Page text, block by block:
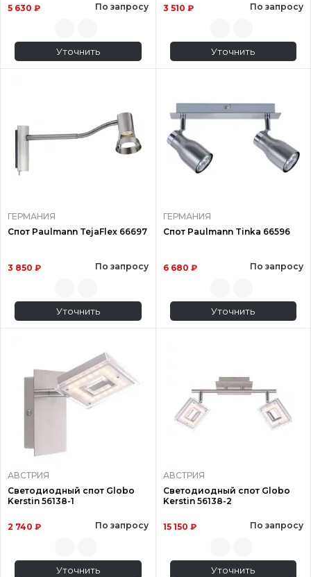
5 630 ₽ По запросу
Уточнить
3 510 ₽ По запросу
Уточнить
ГЕРМАНИЯ
Спот Paulmann TejaFlex 66697
3 850 ₽ По запросу
Уточнить
ГЕРМАНИЯ
Спот Paulmann Tinka 66596
6 680 ₽ По запросу
Уточнить
АВСТРИЯ
Светодиодный спот Globo
Kerstin 56138-1
2 740 ₽ По запросу
Уточнить
АВСТРИЯ
Светодиодный спот Globo
Kerstin 56138-2
15 150 ₽ По запросу
Уточнить